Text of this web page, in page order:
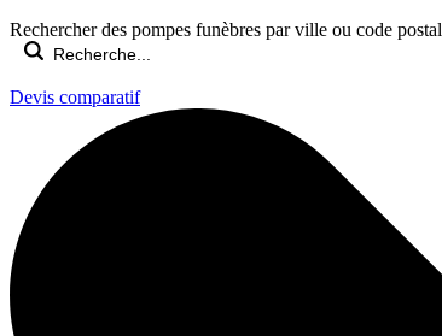
Rechercher des pompes funèbres par ville ou code postal
Devis comparatif